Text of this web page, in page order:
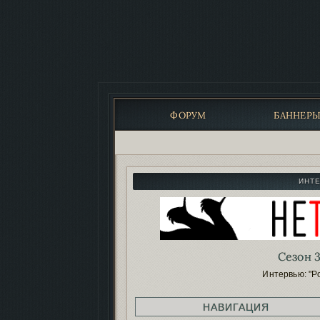
ФОРУМ БАННЕРЫ
Сезон
Интервью:
НАВИГАЦИЯ